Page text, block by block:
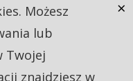
Możesz
lub
Twojej
znajdziesz w
×